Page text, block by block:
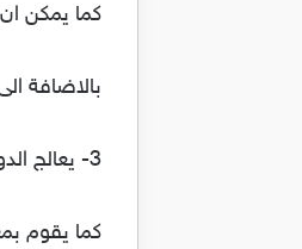
كما يمكن
بالاضافة
3- يعالج الدواء التهاب المفاصل المزمن فى الأطفال
كما يقوم